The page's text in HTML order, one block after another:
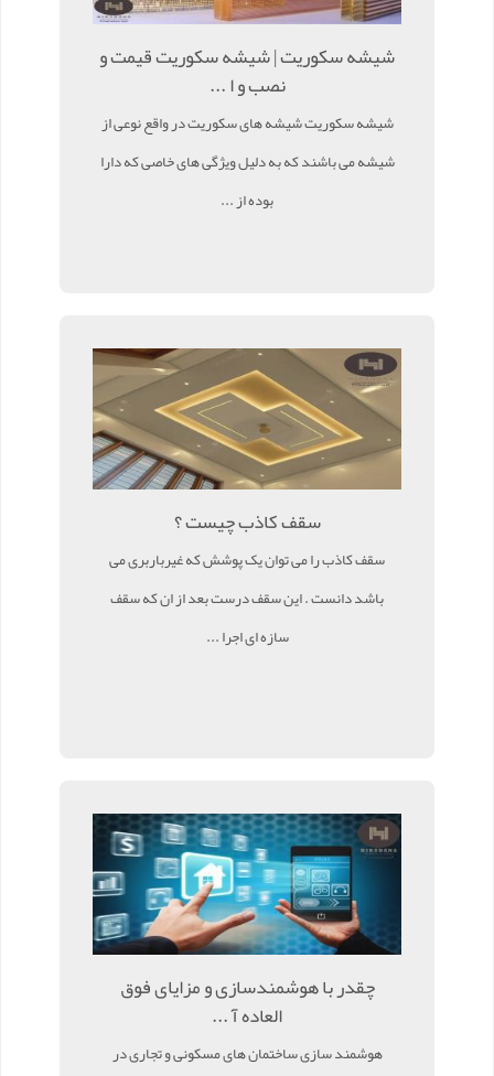
شیشه سکوریت | شیشه سکوریت قیمت و
نصب و ا ...
شیشه سکوریت شیشه های سکوریت در واقع نوعی از
شیشه می باشند که به دلیل ویژگی های خاصی که دارا
بوده از ...
سقف کاذب چیست ؟
سقف کاذب را می توان یک پوشش که غیرباربری می
باشد دانست . این سقف درست بعد از ان که سقف
سازه ای اجرا ...
چقدر با هوشمندسازی و مزایای فوق
العاده آ ...
هوشمند سازی ساختمان های مسکونی و تجاری در